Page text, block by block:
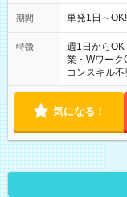
期間 単発1日～OK!
特徴 週1日からOK
業・Wワーク
コンスキル不
気になる！